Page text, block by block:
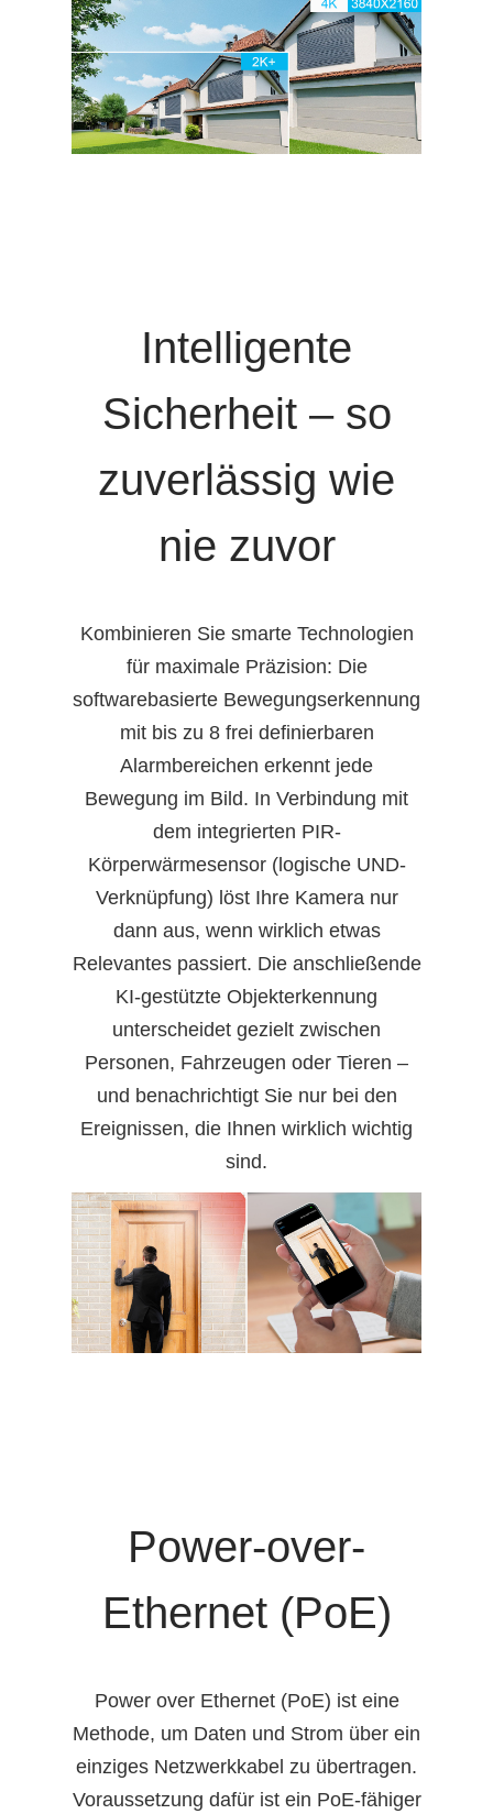
Intelligente
Sicherheit – so
zuverlässig wie
nie zuvor
Kombinieren Sie smarte Technologien
für maximale Präzision: Die
softwarebasierte Bewegungserkennung
mit bis zu 8 frei definierbaren
Alarmbereichen erkennt jede
Bewegung im Bild. In Verbindung mit
dem integrierten PIR-
Körperwärmesensor (logische UND-
Verknüpfung) löst Ihre Kamera nur
dann aus, wenn wirklich etwas
Relevantes passiert. Die anschließende
KI-gestützte Objekterkennung
unterscheidet gezielt zwischen
Personen, Fahrzeugen oder Tieren –
und benachrichtigt Sie nur bei den
Ereignissen, die Ihnen wirklich wichtig
sind.
Power-over-
Ethernet (PoE)
Power over Ethernet (PoE) ist eine
Methode, um Daten und Strom über ein
einziges Netzwerkkabel zu übertragen.
Voraussetzung dafür ist ein PoE-fähiger